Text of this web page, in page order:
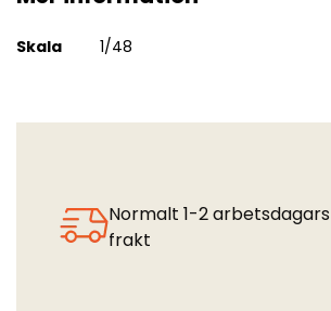
Mer
Skala 1/48
Normalt 1-2 arbetsdagars
frakt